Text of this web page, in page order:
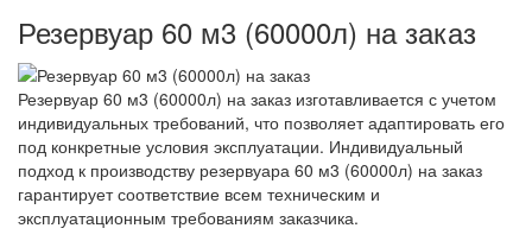
Резервуар 60 м3 (60000л) на заказ
Резервуар 60 м3 (60000л) на заказ изготавливается с учетом
индивидуальных требований, что позволяет адаптировать его
под конкретные условия эксплуатации. Индивидуальный
подход к производству резервуара 60 м3 (60000л) на заказ
гарантирует соответствие всем техническим и
эксплуатационным требованиям заказчика.